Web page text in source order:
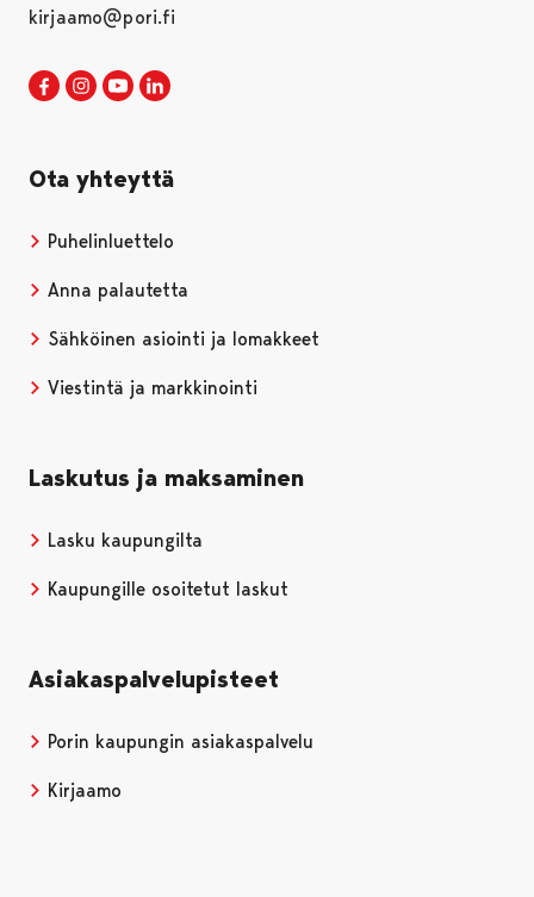
kirjaamo@pori.fi
Porin kaupunki Facebookissa
Avautuu uudessa välilehdessä
Porin kaupunki Instagramissa
Avautuu uudessa välilehdessä
Porin kaupunki Youtubessa
Avautuu uudessa välilehdessä
Ota yhteyttä
Puhelinluettelo
Anna palautetta
Sähköinen asiointi ja lomakkeet
Viestintä ja markkinointi
Laskutus ja maksaminen
Lasku kaupungilta
Kaupungille osoitetut laskut
Asiakaspalvelupisteet
Porin kaupungin asiakaspalvelu
Kirjaamo